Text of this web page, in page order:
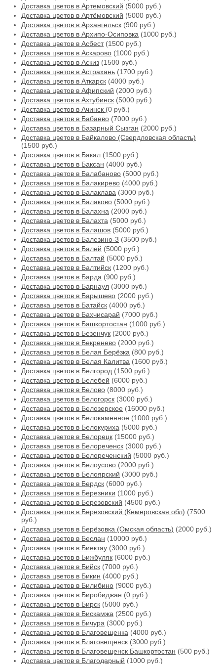
Доставка цветов в Артемовский (5000 руб.)
Доставка цветов в Артёмовский (5000 руб.)
Доставка цветов в Архангельск (900 руб.)
Доставка цветов в Архипо-Осиповка (1000 руб.)
Доставка цветов в Асбест(1500 руб.)
Доставка цветов в Аскарово (1000 руб.)
Доставка цветов в Аскиз (1500 руб.)
Доставка цветов в Астрахань (1700 руб.)
Доставка цветов в Аткарск (4000 руб.)
Доставка цветов в Афипский (2000 руб.)
Доставка цветов в Ахтубинск (5000 руб.)
Доставка цветов в Ачинск (0 руб.)
Доставка цветов в Бабаево (7000 руб.)
Доставка цветов в Базарный Сызган (2000 руб.)
Доставка цветов в Байкалово (Свердловская область)
(1500 руб.)
Доставка цветов в Бакал (1500 руб.)
Доставка цветов в Баксан (4000 руб.)
Доставка цветов в Балабаново (5000 руб.)
Доставка цветов в Балакирево (4000 руб.)
Доставка цветов в Балаклава (3000 руб.)
Доставка цветов в Балаково (5000 руб.)
Доставка цветов в Балахна (2000 руб.)
Доставка цветов в Балахта (5000 руб.)
Доставка цветов в Балашов (5000 руб.)
Доставка цветов в Балезино-3 (3500 руб.)
Доставка цветов в Балей (5000 руб.)
Доставка цветов в Балтай (5000 руб.)
Доставка цветов в Балтийск (1200 руб.)
Доставка цветов в Барда (900 руб.)
Доставка цветов в Барнаул (3000 руб.)
Доставка цветов в Барышево (2000 руб.)
Доставка цветов в Батайск (4000 руб.)
Доставка цветов в Бахчисарай (7000 руб.)
Доставка цветов в Башкортостан (1000 руб.)
Доставка цветов в Безенчук (2000 руб.)
Доставка цветов в Бекренево (2000 руб.)
Доставка цветов в Белая Берёзка (800 руб.)
Доставка цветов в Белая Калитва (1600 руб.)
Доставка цветов в Белгород (1500 руб.)
Доставка цветов в Белебей (6000 руб.)
Доставка цветов в Белово (8000 руб.)
Доставка цветов в Белогорск (3000 руб.)
Доставка цветов в Белозерское (16000 руб.)
Доставка цветов в Белокаменное (1000 руб.)
Доставка цветов в Белокуриха (5000 руб.)
Доставка цветов в Белорецк (15000 руб.)
Доставка цветов в Белореченск (3000 руб.)
Доставка цветов в Белореченский (5000 руб.)
Доставка цветов в Белоусово (2000 руб.)
Доставка цветов в Белоярский (3000 руб.)
Доставка цветов в Бердск (6000 руб.)
Доставка цветов в Березники (1000 руб.)
Доставка цветов в Березовский (4500 руб.)
Доставка цветов в Березовский (Кемеровская обл) (7500
руб.)
Доставка цветов в Берёзовка (Омская область) (2000 руб.)
Доставка цветов в Беслан (10000 руб.)
Доставка цветов в Биектау (3000 руб.)
Доставка цветов в Бижбуляк (6000 руб.)
Доставка цветов в Бийск (7000 руб.)
Доставка цветов в Бикин (4000 руб.)
Доставка цветов в Билибино (9000 руб.)
Доставка цветов в Биробиджан (0 руб.)
Доставка цветов в Бирск (5000 руб.)
Доставка цветов в Бискамжа (2500 руб.)
Доставка цветов в Бичура (3000 руб.)
Доставка цветов в Благовещенка (4000 руб.)
Доставка цветов в Благовещенск (3000 руб.)
Доставка цветов в Благовещенск Башкортостан (500 руб.)
Доставка цветов в Благодарный (1000 руб.)